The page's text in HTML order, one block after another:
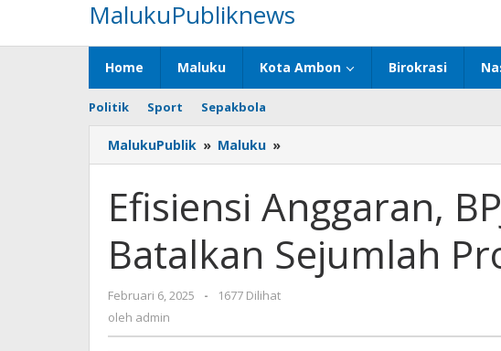
konten
MalukuPubliknews
Home Maluku Kota Ambon Birokrasi
Politik Sport Sepakbola
MalukuPublik » Maluku »
Anggaran,
Maluku
Batalkan
Sejumlah
Proyek
Efisiensi Anggaran,
Batalkan Sejumlah
Februari 6, 2025
oleh
-
1677 Dilihat
oleh admin